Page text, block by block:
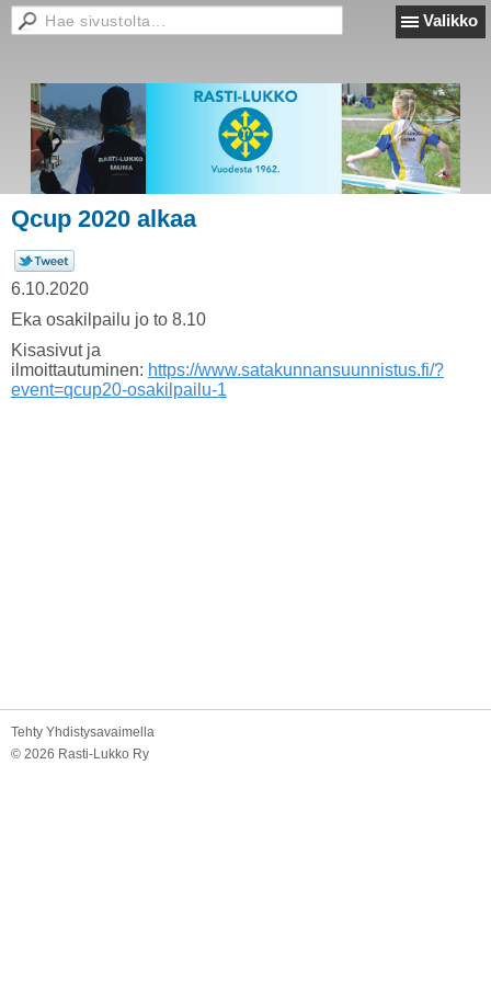
Valikko
Qcup 2020 alkaa
6.10.2020
Eka osakilpailu jo to 8.10
Kisasivut ja
ilmoittautuminen: https://www.satakunnansuunnistus.fi/?
event=qcup20-osakilpailu-1
Tehty Yhdistysavaimella
© 2026 Rasti-Lukko Ry